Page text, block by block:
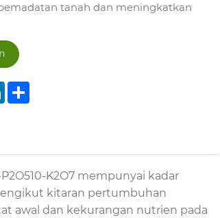
tanah dan meningkatkan
LinkedIn
Share
K2O7 mempunyai kadar
kitaran pertumbuhan
awal dan kekurangan nutrien pada